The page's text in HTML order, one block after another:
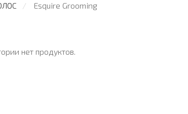
Esquire Grooming
нет продуктов.